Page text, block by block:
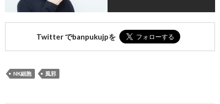
Twitter でbanpukujpを
NK細胞 風邪